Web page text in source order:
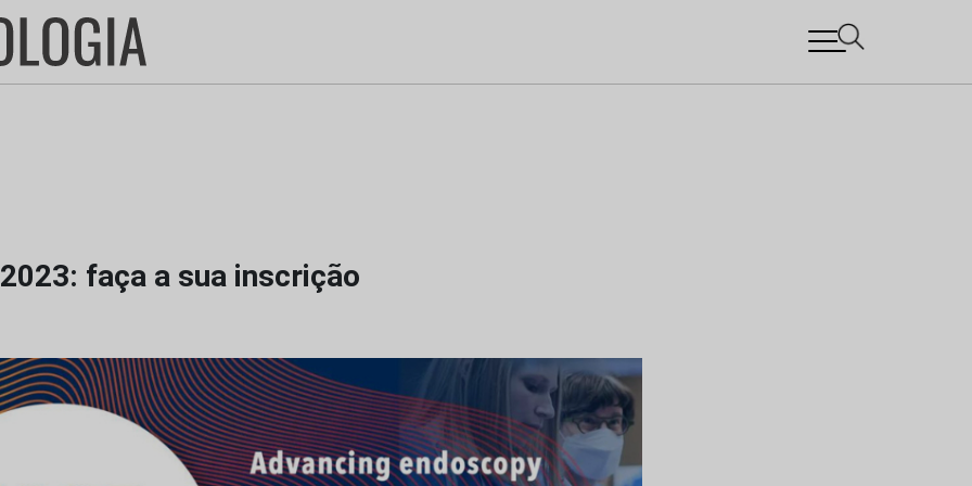
2023: faça a sua inscrição